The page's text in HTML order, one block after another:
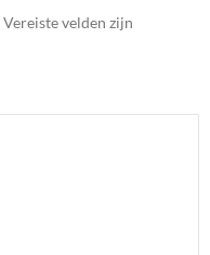
Vereiste velden zijn